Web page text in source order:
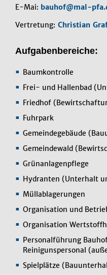
E-Mai: bauhof@mal-
Vertretung: Christian
Aufgabenbereiche:
Baumkontrolle
Frei- und Hallenbad
Friedhof
Fuhrpark
Gemeindegebäude
Gemeindewald
Grünanlagenpflege
Hydranten (Unterhalt
Müllablagerungen
Organisation und
Organisation
Personalführung
Reinigunspersonal
Spielplätze